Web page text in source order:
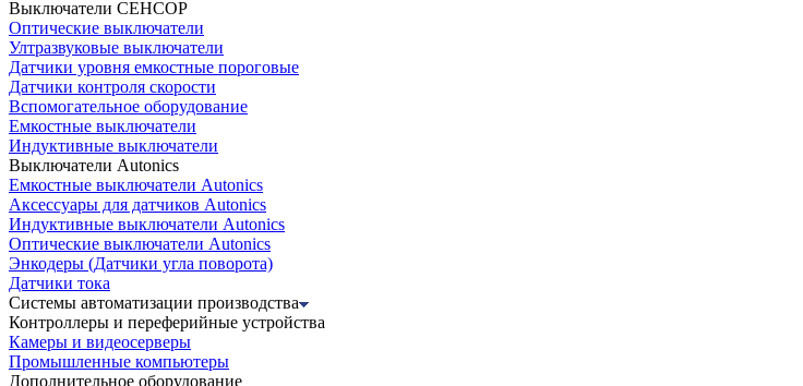
Выключатели СЕНСОР
Оптические выключатели
Ултразвуковые выключатели
Датчики уровня емкостные пороговые
Датчики контроля скорости
Вспомогательное оборудование
Емкостные выключатели
Индуктивные выключатели
Выключатели Autonics
Емкостные выключатели Autonics
Аксессуары для датчиков Autonics
Индуктивные выключатели Autonics
Оптические выключатели Autonics
Энкодеры (Датчики угла поворота)
Датчики тока
Системы автоматизации производства
Контроллеры и переферийные устройства
Камеры и видеосерверы
Промышленные компьютеры
Дополнительное оборудование